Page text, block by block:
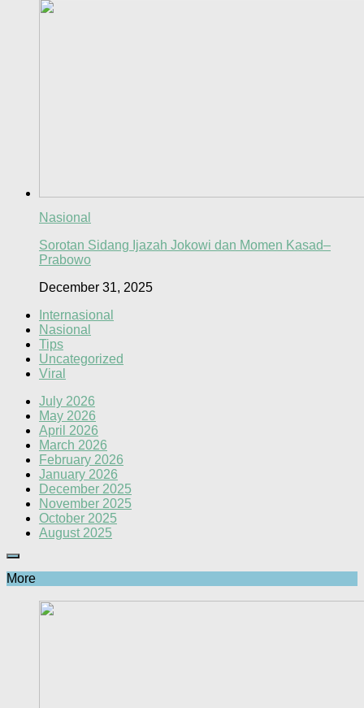
Nasional
Sorotan Sidang Ijazah Jokowi dan Momen Kasad–
Prabowo
December 31, 2025
Internasional
Nasional
Tips
Uncategorized
Viral
July 2026
May 2026
April 2026
March 2026
February 2026
January 2026
December 2025
November 2025
October 2025
August 2025
More